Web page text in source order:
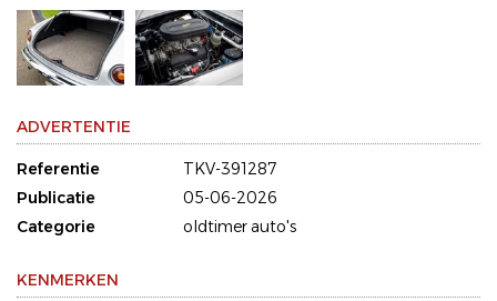
ADVERTENTIE
Referentie
TKV-391287
Publicatie
05-06-2026
Categorie
oldtimer auto's
KENMERKEN